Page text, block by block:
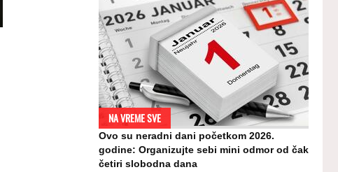
NA VREME SVE
Ovo su neradni dani početkom 2026.
godine: Organizujte sebi mini odmor od čak
četiri slobodna dana